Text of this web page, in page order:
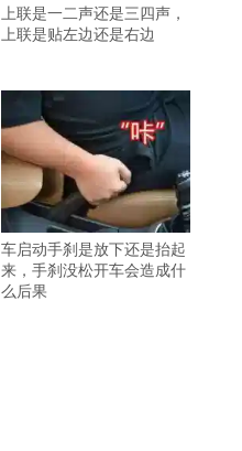
上联是一二声还是三四声，
上联是贴左边还是右边
车启动手刹是放下还是抬起
来，手刹没松开车会造成什
么后果